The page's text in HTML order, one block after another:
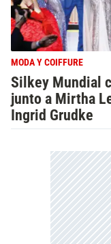
MODA Y COIFFURE
Silkey Mundial
junto a Mirtha
Ingrid Grudke